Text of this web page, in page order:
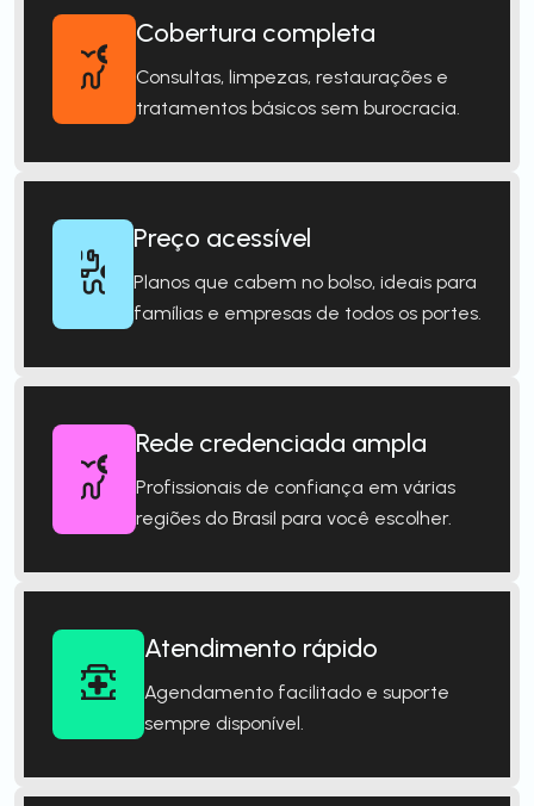
Cobertura completa
Consultas, limpezas, restaurações e
tratamentos básicos sem burocracia.
Preço acessível
Planos que cabem no bolso, ideais para
famílias e empresas de todos os portes.
Rede credenciada ampla
Profissionais de confiança em várias
regiões do Brasil para você escolher.
Atendimento rápido
Agendamento facilitado e suporte
sempre disponível.